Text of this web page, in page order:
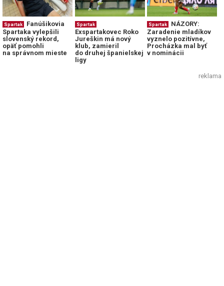
Spartak
Fanúšikovia
Spartaka vylepšili
slovenský rekord,
opäť pomohli
na správnom mieste
Spartak
Exspartakovec Roko
Jureškin má nový
klub, zamieril
do druhej španielskej
ligy
Spartak
NÁZORY:
Zaradenie mladíkov
vyznelo pozitívne,
Procházka mal byť
v nominácii
reklama